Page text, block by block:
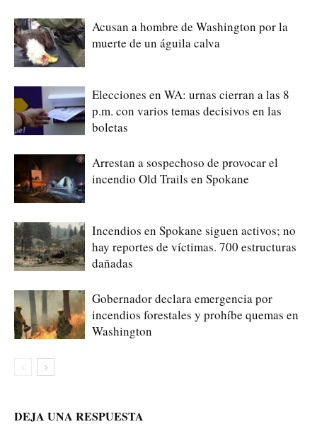
Acusan a hombre de Washington por la
muerte de un águila calva
Elecciones en WA: urnas cierran a las 8
p.m. con varios temas decisivos en las
boletas
Arrestan a sospechoso de provocar el
incendio Old Trails en Spokane
Incendios en Spokane siguen activos; no
hay reportes de víctimas. 700 estructuras
dañadas
Gobernador declara emergencia por
incendios forestales y prohíbe quemas en
Washington
DEJA UNA RESPUESTA